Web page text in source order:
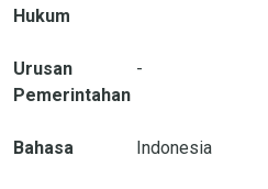
Hukum
Urusan
Pemerintahan
-
Bahasa Indonesia